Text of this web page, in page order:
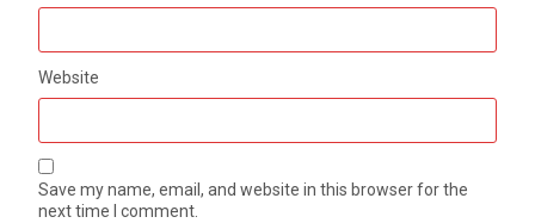
Website
Save my name, email, and website in this browser for the
next time I comment.